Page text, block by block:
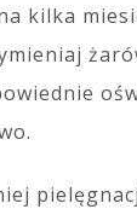
kilka